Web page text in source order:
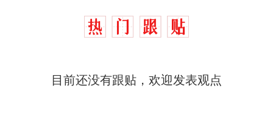
目前还没有跟贴，欢迎发表观点
因老师一句“跟我回家”改写了